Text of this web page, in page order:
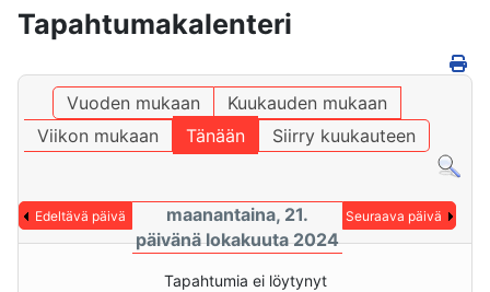
Tapahtumakalenteri
Vuoden mukaan
Kuukauden mukaan
Viikon mukaan
Tänään Siirry kuukauteen
Edeltävä päivä
maanantaina, 21.
päivänä lokakuuta 2024
Seuraava päivä
Tapahtumia ei löytynyt